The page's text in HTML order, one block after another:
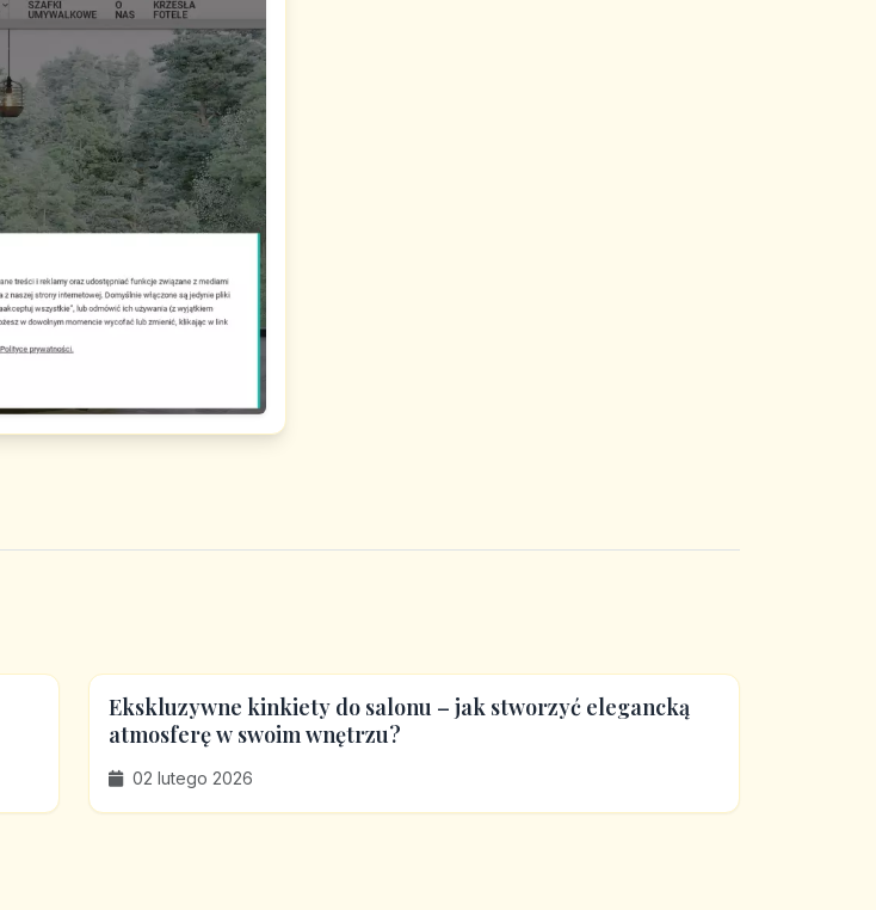
Ekskluzywne kinkiety do salonu – jak stworzyć elegancką
atmosferę w swoim wnętrzu?
02 lutego 2026